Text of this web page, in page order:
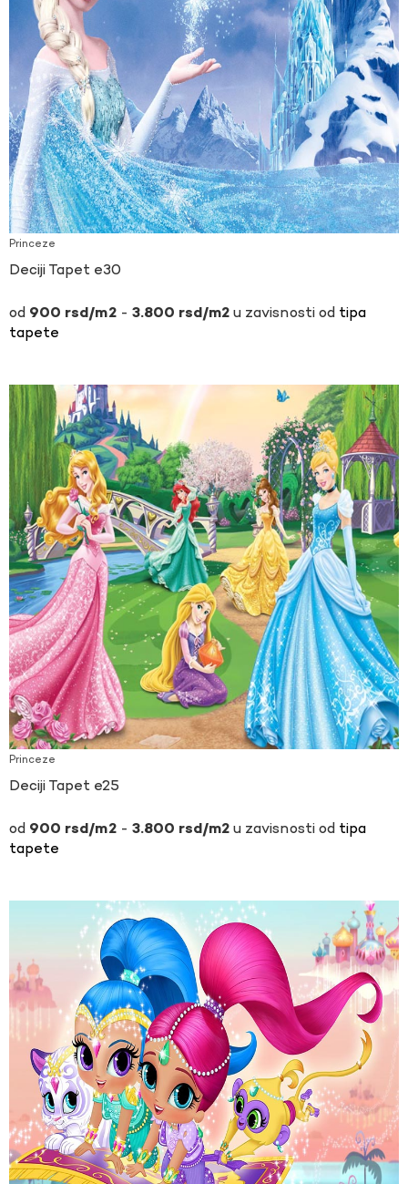
Princeze
Deciji Tapet e30
900 rsd - 3.800 rsd u zavisnosti od tipa
tapete
Princeze
Deciji Tapet e25
900 rsd - 3.800 rsd u zavisnosti od tipa
tapete